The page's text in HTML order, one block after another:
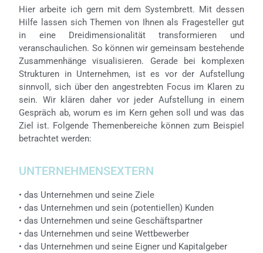
Hier arbeite ich gern mit dem Systembrett. Mit dessen
Hilfe lassen sich Themen von Ihnen als Fragesteller gut
in eine Dreidimensionalität transformieren und
veranschaulichen. So können wir gemeinsam bestehende
Zusammenhänge visualisieren. Gerade bei komplexen
Strukturen in Unternehmen, ist es vor der Aufstellung
sinnvoll, sich über den angestrebten Focus im Klaren zu
sein. Wir klären daher vor jeder Aufstellung in einem
Gespräch ab, worum es im Kern gehen soll und was das
Ziel ist. Folgende Themenbereiche können zum Beispiel
betrachtet werden:
UNTERNEHMENSEXTERN
• das Unternehmen und seine Ziele
• das Unternehmen und sein (potentiellen) Kunden
• das Unternehmen und seine Geschäftspartner
• das Unternehmen und seine Wettbewerber
• das Unternehmen und seine Eigner und Kapitalgeber